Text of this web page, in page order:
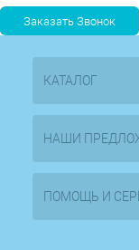
КАТАЛОГ
НАШИ
ПОМОЩЬ И